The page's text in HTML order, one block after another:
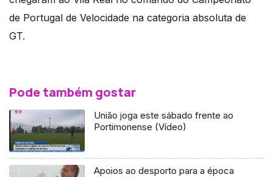
de Portugal de Velocidade na categoria absoluta de
GT.
Pode também gostar
União joga este sábado frente ao
Portimonense (Vídeo)
Apoios ao desporto para a época